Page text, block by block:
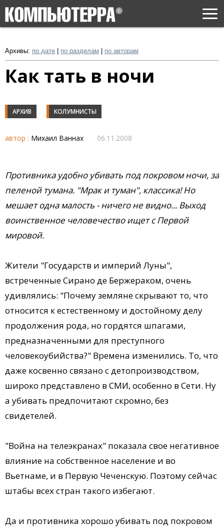
Архивы: по дате по разделам по авторам
Как тать в ночи
АРХИВ КОЛУМНИСТЫ
автор : Михаил Ваннах 06.11.2008
Противника удобно убивать под покровом ночи, за
пеленой тумана. "Мрак и туман", классика! Но
мешает одна малость - ничего не видно... Выход
воинственное человечество ищет с Первой
мировой.
Жители "Государств и империй Луны",
встреченные Сирано де Бержераком, очень
удивлялись: "Почему земляне скрывают то, что
относится к естественному и достойному делу
продолжения рода, но гордятся шпагами,
предназначенными для преступного
человекоубийства?" Времена изменились. То, что
даже косвенно связано с детопроизводством,
широко представлено в СМИ, особенно в Сети. Ну
а убивать предпочитают скромно, без
свидетелей.
"Война на телеэкранах" показала свое негативное
влияние на собственное население и во
Вьетнаме, и в Первую Чеченскую. Поэтому сейчас
штабы всех стран такого избегают.
Да и противника хорошо убивать под покровом